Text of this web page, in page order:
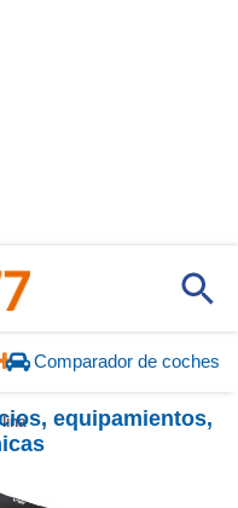
Comparador de coches
equipamientos,